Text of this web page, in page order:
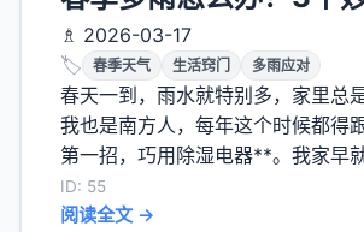
♗ 2026-03-17
🏷️
春季天气 生活窍门 多雨应对
春天一到，雨水就特别多，家里总
我也是南方人，每年这个时候都得
第一招，巧用除湿电器**。我家早
ID: 55
阅读全文 →